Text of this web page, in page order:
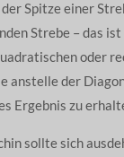
der Spitze einer
Strebe – das
oder
anstelle der
Ergebnis zu
sollte sich